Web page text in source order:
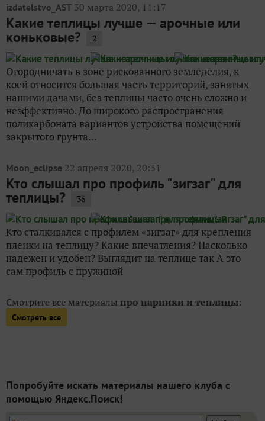
izdatelstvo_AST 30 марта 2020, 11:17
Какие теплицы лучше — арочные или
коньковые? 2
Огородничать в зоне рискованного земледелия, к
коей относится большая часть территорий, занятых
нашими дачами, без теплицы часто очень сложно и
неэффективно. До широкого распространения
поликарбоната вариантов устройства помещений
закрытого грунта...
Moon_eclipse 22 апреля 2020, 20:31
Кто слышал про профиль "зигзаг" для
теплицы? 36
Кто сталкивался с профилем «зигзаг» для крепления
пленки на теплицу? Какие впечатления? Насколько
надежен и удобен? Выглядит на теплице так А это
сам профиль с пружиной
Смотрите все материалы про парники и теплицы:
Смотреть все
Попробуйте искать материалы нашего клуба с
помощью Яндекс.Поиск!